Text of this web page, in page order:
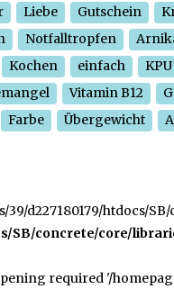
Liebe Gutschein
Notfalltropfen
Kochen einfach
KPU
Vitamin B12
Farbe Übergewicht
39/d227180179/htdocs/
SB/concrete/core/
required '/